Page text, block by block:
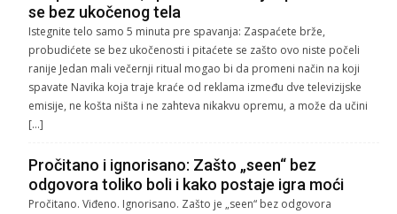
se bez ukočenog tela
Istegnite telo samo 5 minuta pre spavanja: Zaspaćete brže,
probudićete se bez ukočenosti i pitaćete se zašto ovo niste počeli
ranije Jedan mali večernji ritual mogao bi da promeni način na koji
spavate Navika koja traje kraće od reklama između dve televizijske
emisije, ne košta ništa i ne zahteva nikakvu opremu, a može da učini
[…]
Pročitano i ignorisano: Zašto „seen“ bez
odgovora toliko boli i kako postaje igra moći
Pročitano. Viđeno. Ignorisano. Zašto je „seen“ bez odgovora